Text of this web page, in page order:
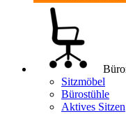
Sitzmöbel
Bürostühle
Aktives Sitzen